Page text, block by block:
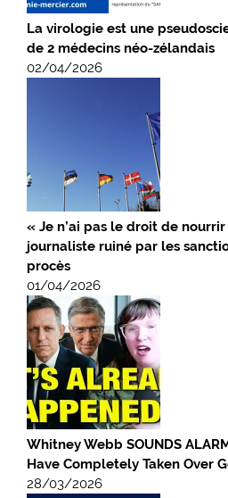
La virologie est une
de 2 médecins néo-zélandais
02/04/2026
« Je n’ai pas le droit de
journaliste ruiné par les
procès
01/04/2026
Whitney Webb SOUNDS
Have Completely Taken Over
28/03/2026